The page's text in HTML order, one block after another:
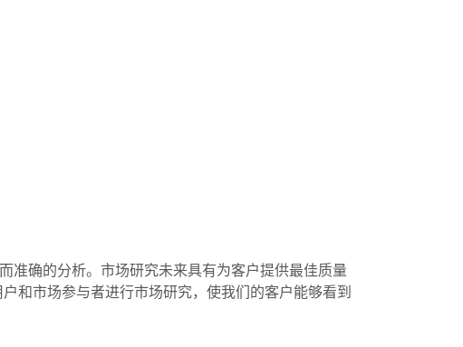
准确的分析。市场研究未来具有为客户提供最佳质量
和市场参与者进行市场研究，使我们的客户能够看到